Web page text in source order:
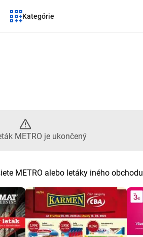
Kategórie
je ukončený
METRO je ukončený
METRO alebo letáky iného obchodu